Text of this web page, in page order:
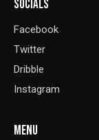
SOCIALS
Facebook
Twitter
Dribble
Instagram
MENU